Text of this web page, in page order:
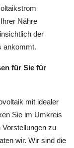
Nähre
der
ankommt.
für Sie für
mit idealer
Sie im Umkreis
zu
wir. Wir sind die